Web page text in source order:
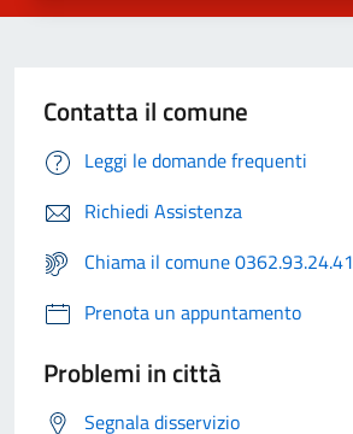
Contatta il comune
Leggi le domande frequenti
Richiedi Assistenza
Chiama il comune 0362.93.24.41
Prenota un appuntamento
Problemi in città
Segnala disservizio